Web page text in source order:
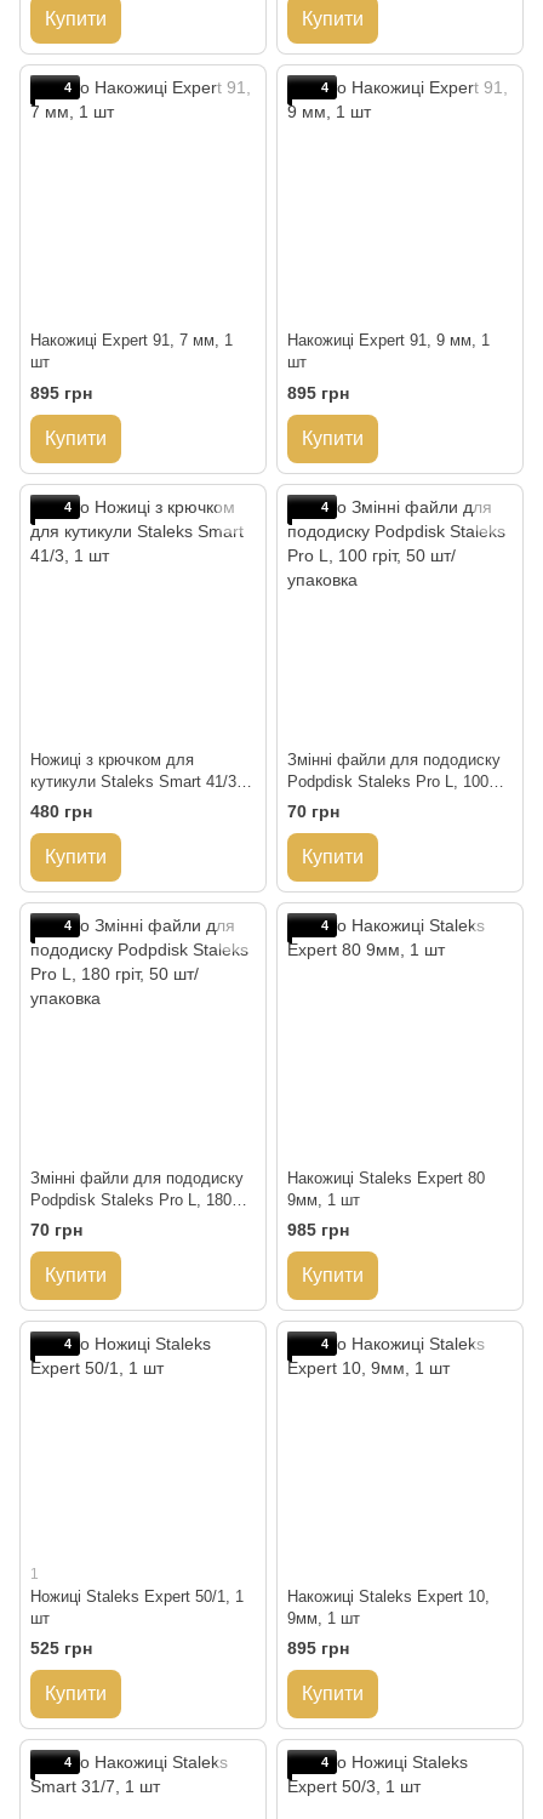
Купити Купити
4
Накожиці Expert 91, 7 мм, 1
шт
895 грн
Купити
4
Накожиці Expert 91, 9 мм, 1
шт
895 грн
Купити
4
Ножиці з крючком для
кутикули Staleks Smart 41/3, 1
шт
480 грн
Купити
4
Змінні файли для пододиску
Podpdisk Staleks Pro L, 100
гріт, 50 шт/упаковка
70 грн
Купити
4
Змінні файли для пододиску
Podpdisk Staleks Pro L, 180
гріт, 50 шт/упаковка
70 грн
Купити
4
Накожиці Staleks Expert 80
9мм, 1 шт
985 грн
Купити
4
1
Ножиці Staleks Expert 50/1, 1
шт
525 грн
Купити
4
Накожиці Staleks Expert 10,
9мм, 1 шт
895 грн
Купити
4 4